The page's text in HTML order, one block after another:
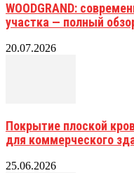
WOODGRAND:
участка — полный
20.07.2026
Покрытие плоской
для коммерческого
25.06.2026